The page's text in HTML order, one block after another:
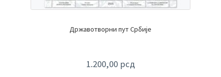
Државотворни пут Србије
1.200,00 рсд